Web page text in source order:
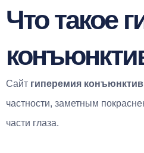
Что такое
Сайт гиперемия
частности, заметным
части глаза.